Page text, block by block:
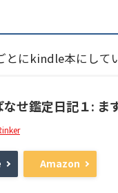
とにkindle本にして
せ鑑定日記１: ま
Amazon